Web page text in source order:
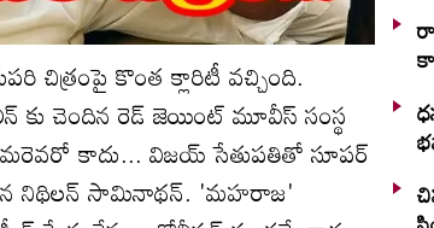
చిత్రంపై కొంత క్లారిటీ వచ్చింది.
కు చెందిన రెడ్ జెయింట్ మూవీస్ సంస్థ
కాదు... విజయ్ సేతుపతితో సూపర్
నిథిలన్ సామినాథన్. 'మహరాజ'